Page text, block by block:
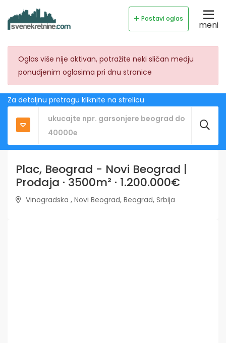
Postavi oglas
meni
Oglas više nije aktivan, potražite neki sličan medju
ponudjenim oglasima pri dnu stranice
Za detaljnu pretragu kliknite na strelicu
Plac, Beograd - Novi Beograd |
Prodaja · 3500m² · 1.200.000€
Vinogradska , Novi Beograd, Beograd, Srbija